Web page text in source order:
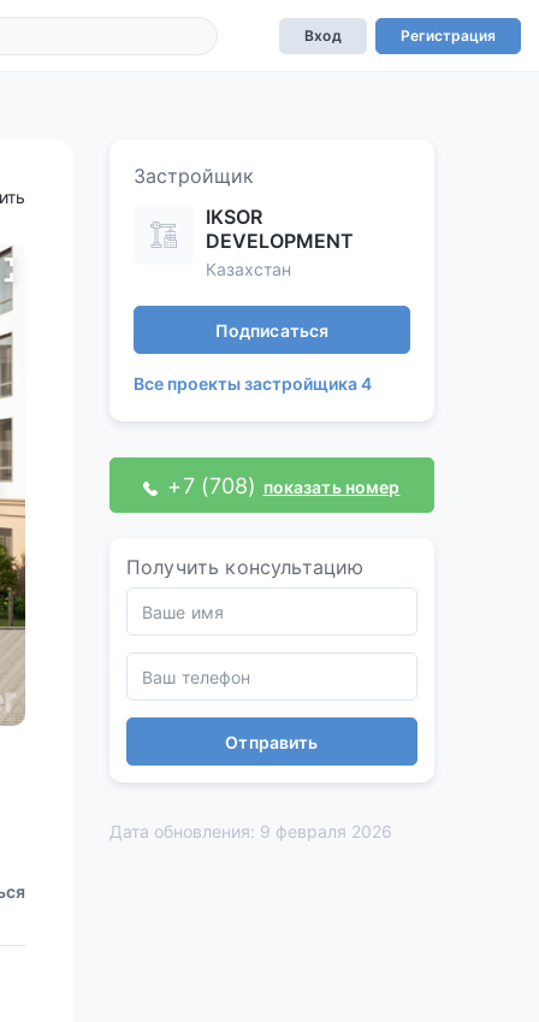
Вход Регистрация
Застройщик
IKSOR
DEVELOPMENT
Казахстан
Подписаться
Все проекты застройщика 4
+7 (708) показать номер
Получить консультацию
Отправить
Дата обновления: 9 февраля 2026